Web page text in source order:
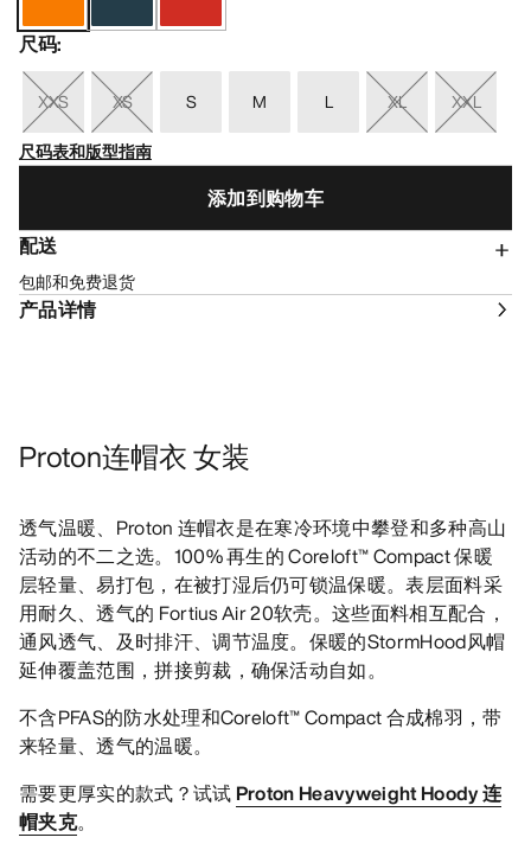
尺码:
XXS XS S M L XL
XXL
尺码表和版型指南
添加到购物车
配送
包邮和免费退货
产品详情
Proton连帽衣 女装
透气温暖、Proton 连帽衣是在寒冷环境中攀登和多种高山
活动的不二之选。100% 再生的 Coreloft™ Compact 保暖
层轻量、易打包，在被打湿后仍可锁温保暖。表层面料采
用耐久、透气的 Fortius Air 20软壳。这些面料相互配合，
通风透气、及时排汗、调节温度。保暖的StormHood风帽
延伸覆盖范围，拼接剪裁，确保活动自如。
不含PFAS的防水处理和Coreloft™ Compact 合成棉羽，带
来轻量、透气的温暖。
需要更厚实的款式？试试 Proton Heavyweight Hoody 连
帽夹克。